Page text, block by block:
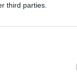
third parties.
di almeno